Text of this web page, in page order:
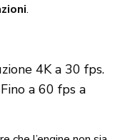
.
4K a 30 fps.
a 60 fps a